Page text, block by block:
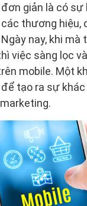
giản là có sự
thương hiệu,
nay, khi
việc sàng lọc
mobile. Một
tạo ra sự